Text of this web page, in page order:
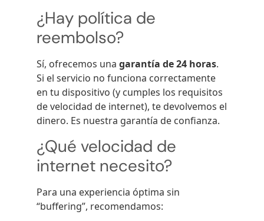
¿Hay política de
reembolso?
Sí, ofrecemos unagarantía de 24 horas.
Si el servicio no funciona correctamente
en tu dispositivo (y cumples los requisitos
de velocidad de internet), te devolvemos el
dinero. Es nuestra garantía de confianza.
¿Qué velocidad de
internet necesito?
Para una experiencia óptima sin
“buffering”, recomendamos: